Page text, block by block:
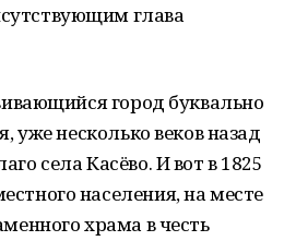
глава
город буквально
уже несколько веков назад
села Касёво. И вот в 1825
населения, на месте
храма в честь